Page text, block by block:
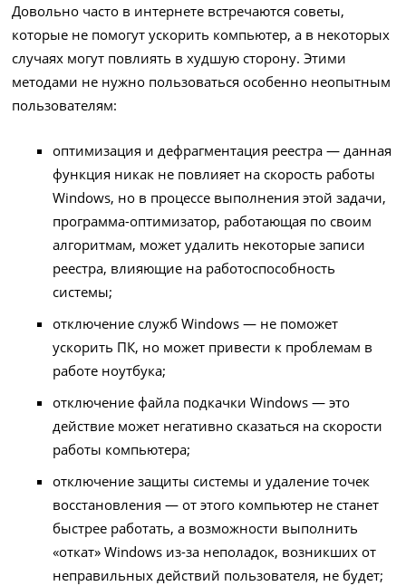
Довольно часто в интернете встречаются советы,
которые не помогут ускорить компьютер, а в некоторых
случаях могут повлиять в худшую сторону. Этими
методами не нужно пользоваться особенно неопытным
пользователям:
оптимизация и дефрагментация реестра — данная
функция никак не повлияет на скорость работы
Windows, но в процессе выполнения этой задачи,
программа-оптимизатор, работающая по своим
алгоритмам, может удалить некоторые записи
реестра, влияющие на работоспособность
системы;
отключение служб Windows — не поможет
ускорить ПК, но может привести к проблемам в
работе ноутбука;
отключение файла подкачки Windows — это
действие может негативно сказаться на скорости
работы компьютера;
отключение защиты системы и удаление точек
восстановления — от этого компьютер не станет
быстрее работать, а возможности выполнить
«откат» Windows из-за неполадок, возникших от
неправильных действий пользователя, не будет;